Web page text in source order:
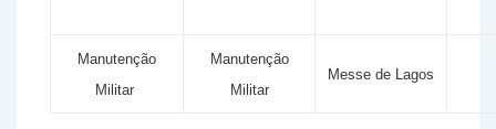
Manutenção
Militar
Manutenção
Militar
Messe de Lagos